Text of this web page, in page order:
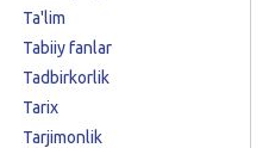
Ta'lim
Tabiiy fanlar
Tadbirkorlik
Tarix
Tarjimonlik